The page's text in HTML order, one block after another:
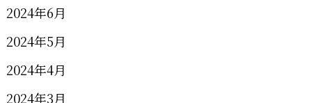
2024年6月
2024年5月
2024年4月
2024年3月